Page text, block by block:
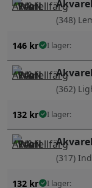
(348)
146 kr I lager:
(362)
132 kr I lager:
(317)
132 kr I lager: